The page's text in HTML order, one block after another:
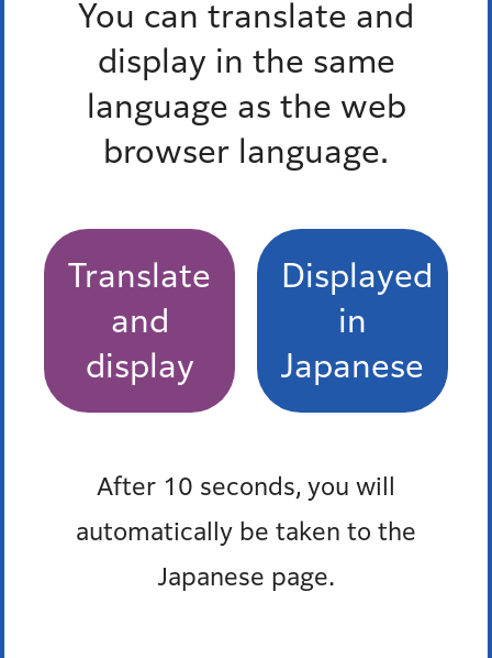
You can translate and
display in the same
language as the web
browser language.
Translate
and
display
Displayed
in
Japanese
After 10 seconds, you will
automatically be taken to the
Japanese page.
から
終了したイベントを除く
条件をクリア
カレンダーを表示
2026年 4月